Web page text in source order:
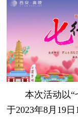
本次活动以“
于2023年8月19